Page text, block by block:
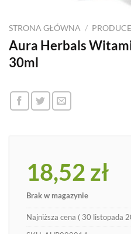
STRONA GŁÓWNA /
Aura Herbals
30ml
18,52 zł
Brak w magazynie
Najniższa cena ( 30 listopada